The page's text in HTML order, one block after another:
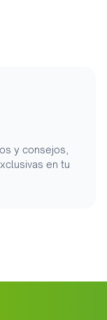
y consejos,
en tu